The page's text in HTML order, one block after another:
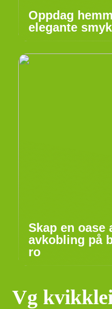
Oppdag
elegante
Skap en
avkobling på
ro
Vg